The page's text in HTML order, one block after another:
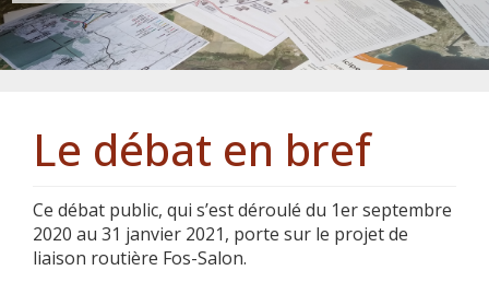
Le débat en bref
Ce débat public, qui s’est déroulé du 1er septembre
2020 au 31 janvier 2021, porte sur le projet de
liaison routière Fos-Salon.